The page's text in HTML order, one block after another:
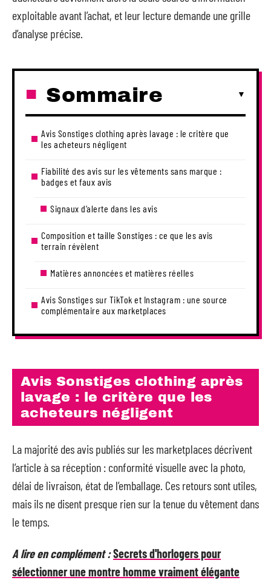
exploitable avant l’achat, et leur lecture demande une grille
d’analyse précise.
Sommaire
Avis Sonstiges clothing après lavage : le critère que
les acheteurs négligent
Fiabilité des avis sur les vêtements sans marque :
badges et faux avis
Signaux d’alerte dans les avis
Composition et taille Sonstiges : ce que les avis
terrain révèlent
Matières annoncées et matières réelles
Avis Sonstiges sur TikTok et Instagram : une source
complémentaire aux marketplaces
Avis Sonstiges clothing après
lavage : le critère que les
acheteurs négligent
La majorité des avis publiés sur les marketplaces décrivent
l’article à sa réception : conformité visuelle avec la photo,
délai de livraison, état de l’emballage. Ces retours sont utiles,
mais ils ne disent presque rien sur la tenue du vêtement dans
le temps.
A lire en complément :Secrets d'horlogers pour
sélectionner une montre homme vraiment élégante